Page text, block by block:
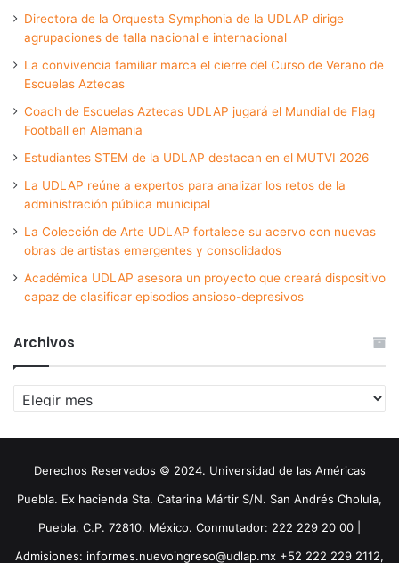
Directora de la Orquesta Symphonia de la UDLAP dirige
agrupaciones de talla nacional e internacional
La convivencia familiar marca el cierre del Curso de Verano de
Escuelas Aztecas
Coach de Escuelas Aztecas UDLAP jugará el Mundial de Flag
Football en Alemania
Estudiantes STEM de la UDLAP destacan en el MUTVI 2026
La UDLAP reúne a expertos para analizar los retos de la
administración pública municipal
La Colección de Arte UDLAP fortalece su acervo con nuevas
obras de artistas emergentes y consolidados
Académica UDLAP asesora un proyecto que creará dispositivo
capaz de clasificar episodios ansioso-depresivos
Archivos
Archivos
Derechos Reservados © 2024. Universidad de las Américas
Puebla. Ex hacienda Sta. Catarina Mártir S/N. San Andrés Cholula,
Puebla. C.P. 72810. México. Conmutador: 222 229 20 00 |
Admisiones: informes.nuevoingreso@udlap.mx +52 222 229 2112,